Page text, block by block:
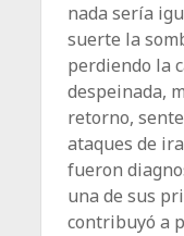
nada sería
suerte la
perdiendo la
despeinada,
retorno,
ataques de
fueron
una de sus
contribuyó a